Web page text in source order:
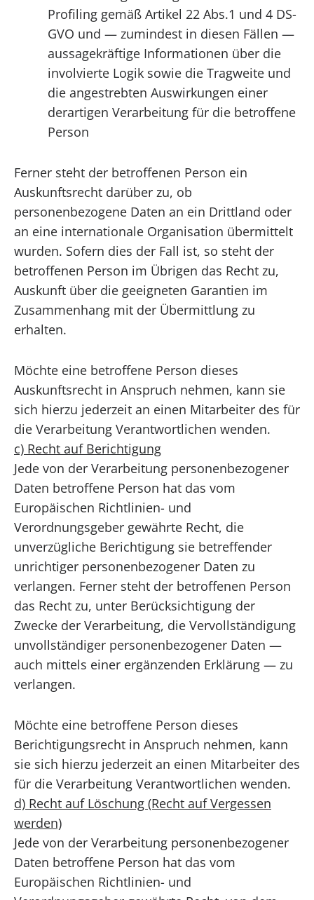
Profiling gemäß Artikel 22 Abs.1 und 4 DS-
GVO und — zumindest in diesen Fällen —
aussagekräftige Informationen über die
involvierte Logik sowie die Tragweite und
die angestrebten Auswirkungen einer
derartigen Verarbeitung für die betroffene
Person
Ferner steht der betroffenen Person ein
Auskunftsrecht darüber zu, ob
personenbezogene Daten an ein Drittland oder
an eine internationale Organisation übermittelt
wurden. Sofern dies der Fall ist, so steht der
betroffenen Person im Übrigen das Recht zu,
Auskunft über die geeigneten Garantien im
Zusammenhang mit der Übermittlung zu
erhalten.
Möchte eine betroffene Person dieses
Auskunftsrecht in Anspruch nehmen, kann sie
sich hierzu jederzeit an einen Mitarbeiter des für
die Verarbeitung Verantwortlichen wenden.
c) Recht auf Berichtigung
Jede von der Verarbeitung personenbezogener
Daten betroffene Person hat das vom
Europäischen Richtlinien- und
Verordnungsgeber gewährte Recht, die
unverzügliche Berichtigung sie betreffender
unrichtiger personenbezogener Daten zu
verlangen. Ferner steht der betroffenen Person
das Recht zu, unter Berücksichtigung der
Zwecke der Verarbeitung, die Vervollständigung
unvollständiger personenbezogener Daten —
auch mittels einer ergänzenden Erklärung — zu
verlangen.
Möchte eine betroffene Person dieses
Berichtigungsrecht in Anspruch nehmen, kann
sie sich hierzu jederzeit an einen Mitarbeiter des
für die Verarbeitung Verantwortlichen wenden.
d) Recht auf Löschung (Recht auf Vergessen
werden)
Jede von der Verarbeitung personenbezogener
Daten betroffene Person hat das vom
Europäischen Richtlinien- und